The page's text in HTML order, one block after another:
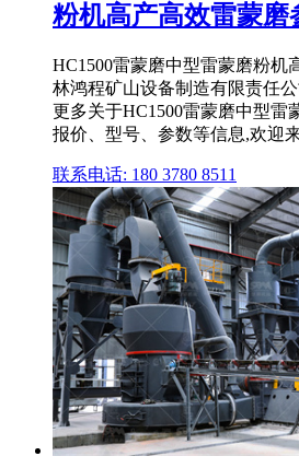
粉机高产高效雷蒙磨
HC1500雷蒙磨中型雷蒙磨粉机
林鸿程矿山设备制造有限责任
更多关于HC1500雷蒙磨中型雷
报价、型号、参数等信息,欢迎
联系电话: 180 3780 8511